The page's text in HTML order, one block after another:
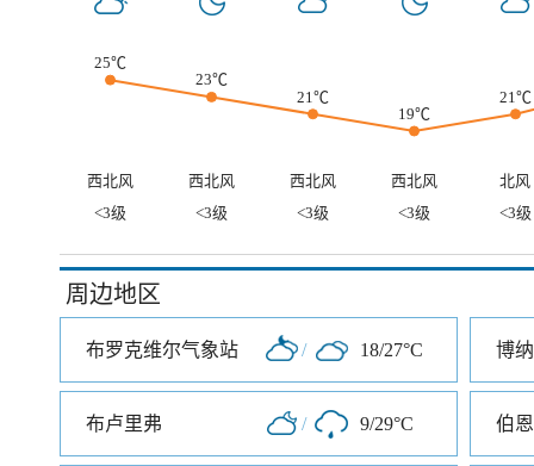
25℃
23℃
21℃
19℃
21℃
西北风 西北风 西北风 西北风
北风
<3级
<3级 <3级 <3级 <3级
周边地区
布罗克维尔气象站 / 18/27°C 博
布卢里弗 / 9/29°C 伯